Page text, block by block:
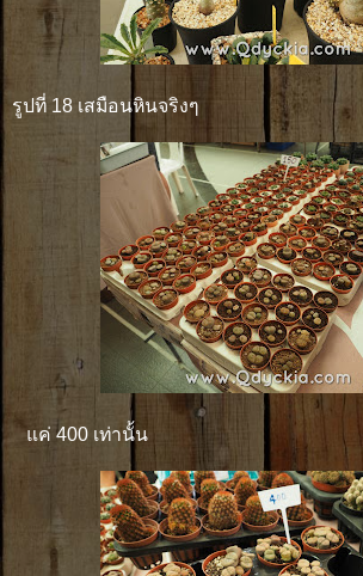
รูปที่ 18 เสมือนหินจริงๆ
แค่ 400 เท่านั้น